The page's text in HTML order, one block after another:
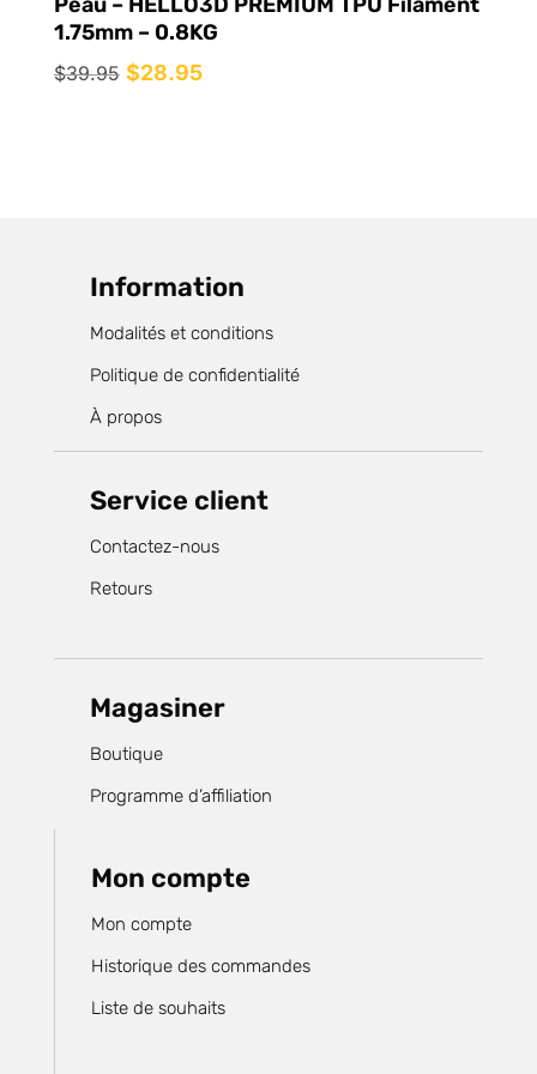
1.75mm – 0.8KG
$39.95 Le
$28.95Le
Information
Modalités et conditions
Politique de confidentialité
À propos
Service client
Contactez-nous
Retours
Magasiner
Boutique
Programme d’affiliation
Mon compte
Mon compte
Historique des commandes
Liste de souhaits